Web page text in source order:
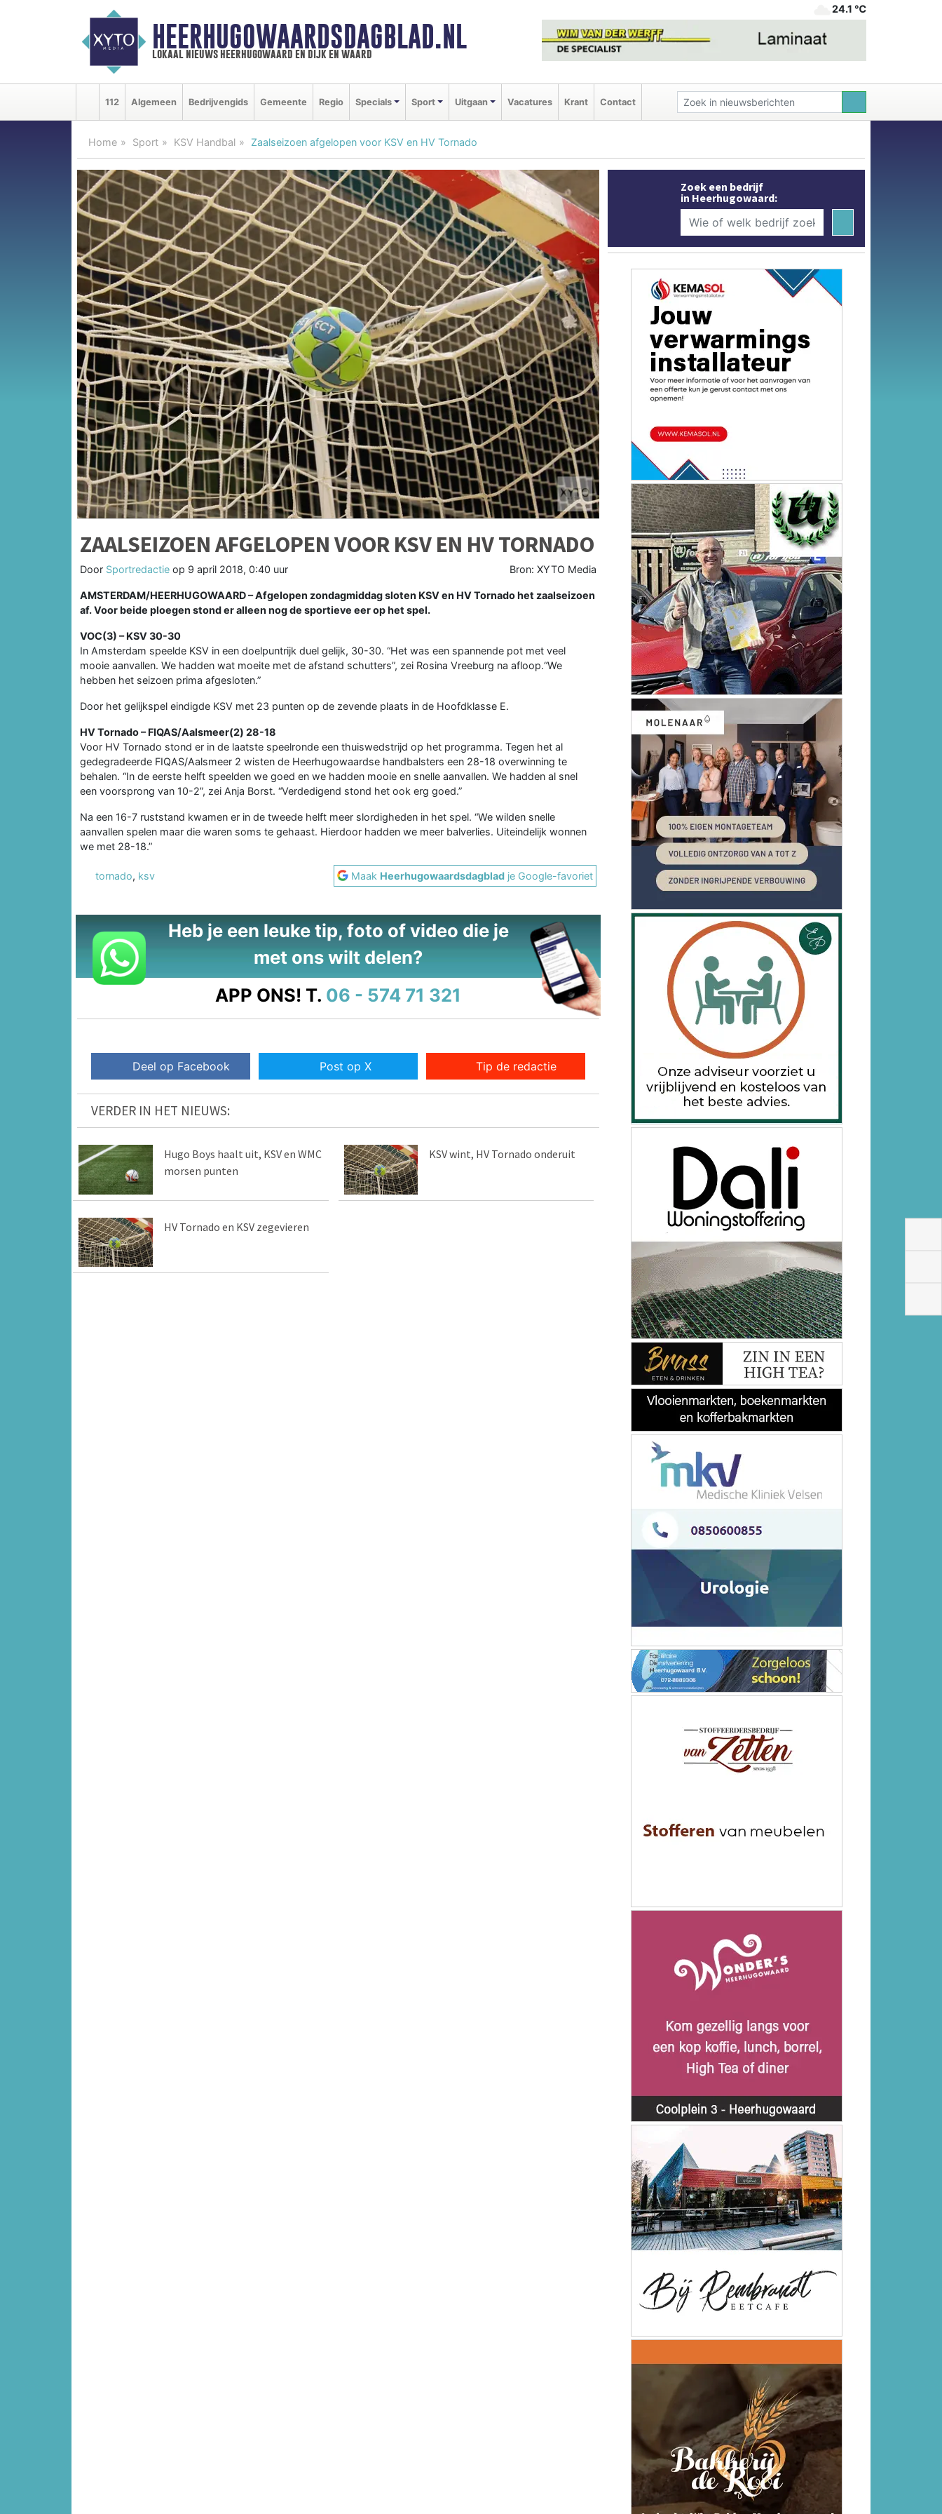
HEERHUGOWAARDSDAGBLAD.NL
lokaal nieuws heerhugowaard en dijk en waard
24.1 ℃
112 Algemeen Bedrijvengids Gemeente Regio Specials Sport Uitgaan Vacatures Krant Contact
Home Sport KSV Handbal Zaalseizoen afgelopen voor KSV en HV Tornado
ZAALSEIZOEN AFGELOPEN VOOR KSV EN HV TORNADO
Door Sportredactie op 9 april 2018, 0:40 uur Bron: XYTO Media
AMSTERDAM/HEERHUGOWAARD –Afgelopen zondagmiddag sloten KSV en HV Tornado het zaalseizoen
af. Voor beide ploegen stond er alleen nog de sportieve eer op het spel.
VOC(3) – KSV 30-30
In Amsterdam speelde KSV in een doelpuntrijk duel gelijk, 30-30. “Het was een spannende pot met veel
mooie aanvallen. We hadden wat moeite met de afstand schutters”, zei Rosina Vreeburg na afloop.“We
hebben het seizoen prima afgesloten.”
Door het gelijkspel eindigde KSV met 23 punten op de zevende plaats in de Hoofdklasse E.
HV Tornado – FIQAS/Aalsmeer(2) 28-18
Voor HV Tornado stond er in de laatste speelronde een thuiswedstrijd op het programma. Tegen het al
gedegradeerde FIQAS/Aalsmeer 2 wisten de Heerhugowaardse handbalsters een 28-18 overwinning te
behalen. “In de eerste helft speelden we goed en we hadden mooie en snelle aanvallen. We hadden al snel
een voorsprong van 10-2”, zei Anja Borst. “Verdedigend stond het ook erg goed.”
Na een 16-7 ruststand kwamen er in de tweede helft meer slordigheden in het spel. “We wilden snelle
aanvallen spelen maar die waren soms te gehaast. Hierdoor hadden we meer balverlies. Uiteindelijk wonnen
we met 28-18.”
tornado, ksv Maak Heerhugowaardsdagblad je Google-favoriet
Heb je een leuke tip, foto of video die je
met ons wilt delen?
APP ONS! T. 06 - 574 71 321
Deel op Facebook Post op X Tip de redactie
VERDER IN HET NIEUWS:
Hugo Boys haalt uit, KSV en WMC
morsen punten
KSV wint, HV Tornado onderuit
HV Tornado en KSV zegevieren
Zoek een bedrijf
in Heerhugowaard: